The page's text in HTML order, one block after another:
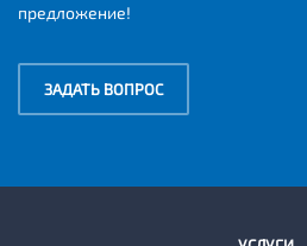
предложение!
ЗАДАТЬ ВОПРОС